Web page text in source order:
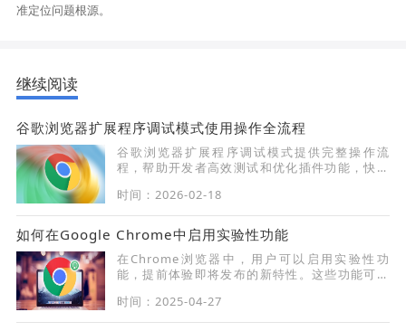
准定位问题根源。
继续阅读
谷歌浏览器扩展程序调试模式使用操作全流程
谷歌浏览器扩展程序调试模式提供完整操作流
程，帮助开发者高效测试和优化插件功能，快速
时间：2026-02-18
如何在Google Chrome中启用实验性功能
在Chrome浏览器中，用户可以启用实验性功
能，提前体验即将发布的新特性。这些功能可以
浏览体验。
时间：2025-04-27